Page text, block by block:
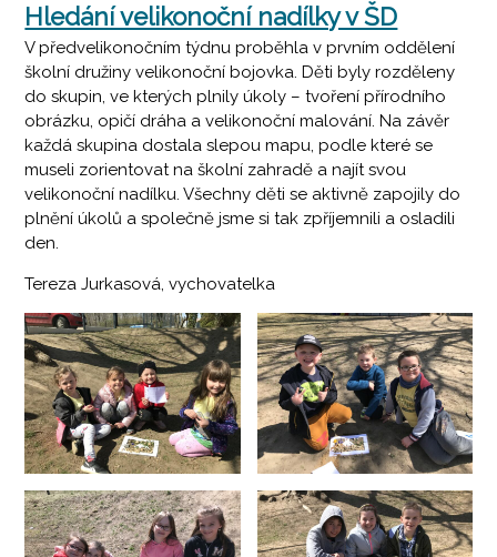
Hledání velikonoční nadílky v ŠD
V předvelikonočním týdnu proběhla v prvním oddělení
školní družiny velikonoční bojovka. Děti byly rozděleny
do skupin, ve kterých plnily úkoly – tvoření přírodního
obrázku, opičí dráha a velikonoční malování. Na závěr
každá skupina dostala slepou mapu, podle které se
museli zorientovat na školní zahradě a najít svou
velikonoční nadílku. Všechny děti se aktivně zapojily do
plnění úkolů a společně jsme si tak zpříjemnili a osladili
den.
Tereza Jurkasová, vychovatelka